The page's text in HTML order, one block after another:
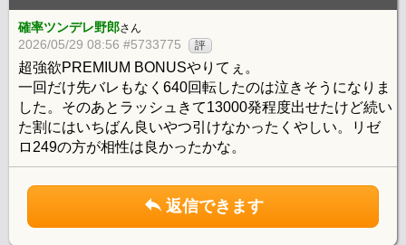
確率ツンデレ野郎さん
2026/05/29 08:56 #5733775 評
超強欲PREMIUM BONUSやりてぇ。
一回だけ先バレもなく640回転したのは泣きそうになりま
した。そのあとラッシュきて13000発程度出せたけど続い
た割にはいちばん良いやつ引けなかったくやしい。リゼ
ロ249の方が相性は良かったかな。
返信できます